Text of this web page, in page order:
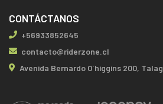
CONTÁCTANOS
+56933852645
contacto@riderzone.cl
Avenida Bernardo O´higgins 200,